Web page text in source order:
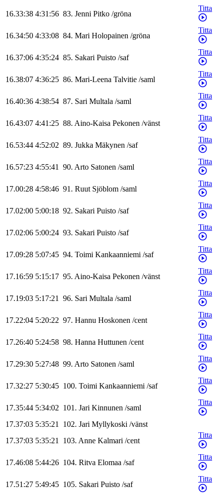
16.33:38 4:31:56 83. Jenni Pitko /gröna
Titta
16.34:50 4:33:08 84. Mari Holopainen /gröna
Titta
16.37:06 4:35:24 85. Sakari Puisto /saf
Titta
16.38:07 4:36:25 86. Mari-Leena Talvitie /saml
Titta
16.40:36 4:38:54 87. Sari Multala /saml
Titta
16.43:07 4:41:25 88. Aino-Kaisa Pekonen /vänst
Titta
16.53:44 4:52:02 89. Jukka Mäkynen /saf
Titta
16.57:23 4:55:41 90. Arto Satonen /saml
Titta
17.00:28 4:58:46 91. Ruut Sjöblom /saml
Titta
17.02:00 5:00:18 92. Sakari Puisto /saf
Titta
17.02:06 5:00:24 93. Sakari Puisto /saf
Titta
17.09:28 5:07:45 94. Toimi Kankaanniemi /saf
Titta
17.16:59 5:15:17 95. Aino-Kaisa Pekonen /vänst
Titta
17.19:03 5:17:21 96. Sari Multala /saml
Titta
17.22:04 5:20:22 97. Hannu Hoskonen /cent
Titta
17.26:40 5:24:58 98. Hanna Huttunen /cent
Titta
17.29:30 5:27:48 99. Arto Satonen /saml
Titta
17.32:27 5:30:45 100. Toimi Kankaanniemi /saf
Titta
17.35:44 5:34:02 101. Jari Kinnunen /saml
Titta
17.37:03 5:35:21 102. Jari Myllykoski /vänst
17.37:03 5:35:21 103. Anne Kalmari /cent
Titta
17.46:08 5:44:26 104. Ritva Elomaa /saf
Titta
17.51:27 5:49:45 105. Sakari Puisto /saf
Titta